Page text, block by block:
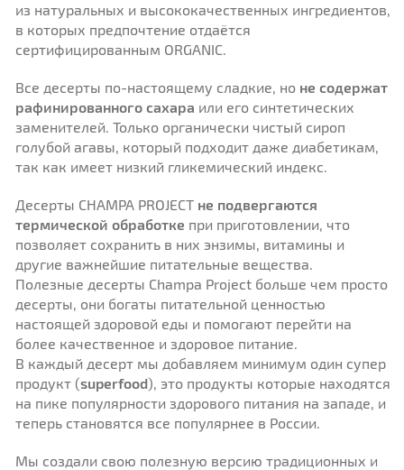
из натуральных и высококачественных ингредиентов,
в которых предпочтение отдаётся
сертифицированным ORGANIC.
Все десерты по-настоящему сладкие, но не содержат
рафинированного сахара или его синтетических
заменителей. Только органически чистый сироп
голубой агавы, который подходит даже диабетикам,
так как имеет низкий гликемический индекс.
Десерты CHAMPA PROJECT не подвергаются
термической обработке при приготовлении, что
позволяет сохранить в них энзимы, витамины и
другие важнейшие питательные вещества.
Полезные десерты Champa Project больше чем просто
десерты, они богаты питательной ценностью
настоящей здоровой еды и помогают перейти на
более качественное и здоровое питание.
В каждый десерт мы добавляем минимум один супер
продукт (superfood), это продукты которые находятся
на пике популярности здорового питания на западе, и
теперь становятся все популярнее в России.
Мы создали свою полезную версию традиционных и